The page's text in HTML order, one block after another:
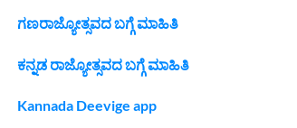
ಗಣರಾಜ್ಯೋತ್ಸವದ ಬಗ್ಗೆ ಮಾಹಿತಿ
ಕನ್ನಡ ರಾಜ್ಯೋತ್ಸವದ ಬಗ್ಗೆ ಮಾಹಿತಿ
Kannada Deevige app